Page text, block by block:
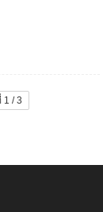
ารริป การปรับ
ะแอปพลิเคชัน
1 / 3